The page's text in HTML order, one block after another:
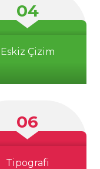
04
Eskiz Çizim
06
Tipografi